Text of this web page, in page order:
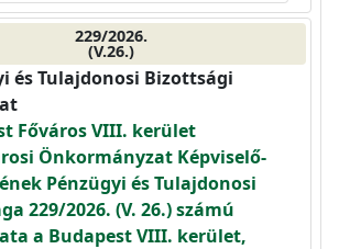
229/2026.
(V.26.)
és Tulajdonosi Bizottsági
Főváros VIII. kerület
Önkormányzat Képviselő-
Pénzügyi és Tulajdonosi
229/2026. (V. 26.) számú
a Budapest VIII. kerület,